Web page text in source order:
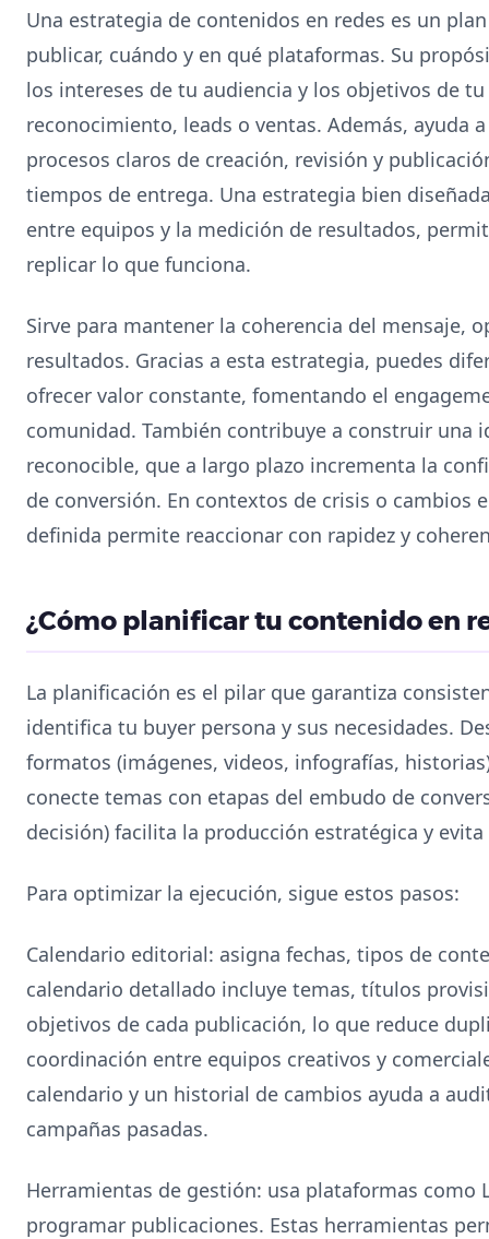
Una estrategia de contenidos en redes es un
publicar, cuándo y en qué plataformas. Su
los intereses de tu audiencia y los objetivos de
reconocimiento, leads o ventas. Además, ayuda
procesos claros de creación, revisión y
tiempos de entrega. Una estrategia bien
entre equipos y la medición de resultados,
replicar lo que funciona.
Sirve para mantener la coherencia del mensaje,
resultados. Gracias a esta estrategia, puedes
ofrecer valor constante, fomentando el
comunidad. También contribuye a construir una
reconocible, que a largo plazo incrementa la
de conversión. En contextos de crisis o cambios
definida permite reaccionar con rapidez y
¿Cómo planificar tu contenido en
La planificación es el pilar que garantiza
identifica tu buyer persona y sus necesidades.
formatos (imágenes, videos, infografías,
conecte temas con etapas del embudo de
decisión) facilita la producción estratégica y
Para optimizar la ejecución, sigue estos pasos:
Calendario editorial: asigna fechas, tipos de
calendario detallado incluye temas, títulos
objetivos de cada publicación, lo que reduce
coordinación entre equipos creativos y
calendario y un historial de cambios ayuda a
campañas pasadas.
Herramientas de gestión: usa plataformas como
programar publicaciones. Estas herramientas